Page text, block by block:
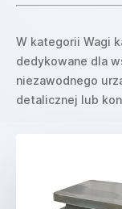
W kategorii Wagi
dedykowane dla
niezawodnego
detalicznej lub